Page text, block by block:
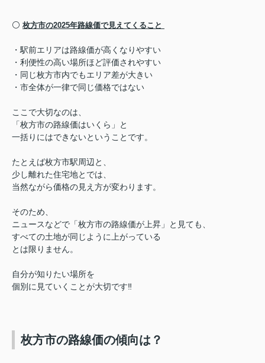
⚪️ 枚方市の2025年路線価で見えてくること
・駅前エリアは路線価が高くなりやすい
・利便性の高い場所ほど評価されやすい
・同じ枚方市内でもエリア差が大きい
・市全体が一律で同じ価格ではない
ここで大切なのは、
「枚方市の路線価はいくら」と
一括りにはできないということです。
たとえば枚方市駅周辺と、
少し離れた住宅地とでは、
当然ながら価格の見え方が変わります。
そのため、
ニュースなどで「枚方市の路線価が上昇」と見ても、
すべての土地が同じように上がっている
とは限りません。
自分が知りたい場所を
個別に見ていくことが大切です‼︎
枚方市の路線価の傾向は？